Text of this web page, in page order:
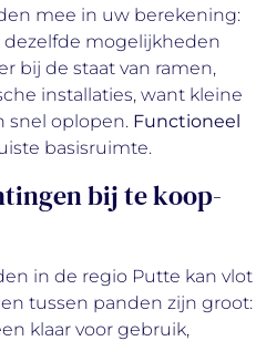
mee in uw berekening:
mogelijkheden
bij de staat van ramen,
installaties, want kleine
oplopen. Functioneel
basisruimte.
bij te koop-
in de regio Putte kan vlot
tussen panden zijn groot:
klaar voor gebruik,